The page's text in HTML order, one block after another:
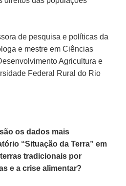
de pesquisa e políticas da
e mestre em Ciências
Agricultura e
Federal Rural do Rio
os dados mais
“Situação da Terra” em
tradicionais por
e a crise alimentar?